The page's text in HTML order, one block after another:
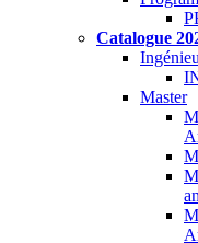
Catalogue
Master